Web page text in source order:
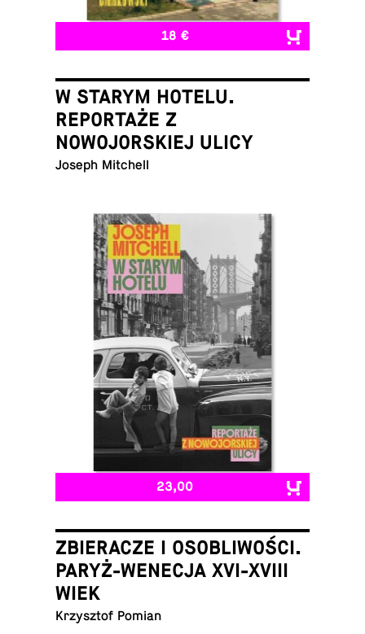
18 €
W STARYM HOTELU.
REPORTAŻE Z
NOWOJORSKIEJ ULICY
Joseph Mitchell
23,00
ZBIERACZE I OSOBLIWOŚCI.
PARYŻ-WENECJA XVI-XVIII
WIEK
Krzysztof Pomian